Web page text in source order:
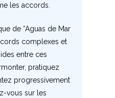
les accords.
de “Aguas de Mar
complexes et
entre ces
pratiquez
progressivement
vous sur les
Y
Z
Nouvelles tabs